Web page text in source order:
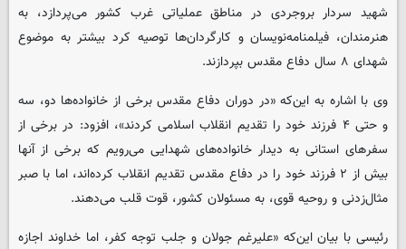
شهید سردار بروجردی در مناطق عملیاتی غرب کشور می‌پردازد، به
هنرمندان، فیلمنامه‌نویسان و کارگردان‌ها توصیه کرد بیشتر به موضوع
شهدای ۸ سال دفاع مقدس بپردازند.
وی با اشاره به این‌که «در دوران دفاع مقدس برخی از خانواده‌ها دو، سه
و حتی ۴ فرزند خود را تقدیم انقلاب اسلامی کردند»، افزود: در برخی از
سفرهای استانی به دیدار خانواده‌های شهدایی می‌رویم که برخی از آنها
بیش از ۲ فرزند خود را در دفاع مقدس تقدیم انقلاب کرده‌اند، اما با صبر
مثال‌زدنی و روحیه قوی، به مسئولان کشور، قوت قلب می‌دهند.
رئیسی با بیان این‌که «علیرغم جولان و جلب توجه کفر، اما خداوند اجازه